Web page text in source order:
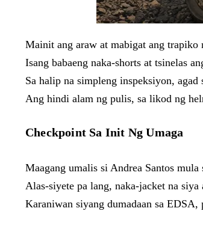
Mainit ang araw at mabigat ang trapiko
Isang babaeng naka-shorts at tsinelas
Sa halip na simpleng inspeksiyon,
Ang hindi alam ng pulis, sa likod ng
Checkpoint Sa Init Ng Umaga
Maagang umalis si Andrea Santos mula
Alas-siyete pa lang, naka-jacket na
Karaniwan siyang dumadaan sa